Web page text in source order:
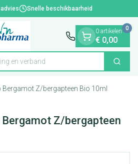
Snelle beschikbaarheid
en verband Zoek
0 artikelen
€ 0,00
0
Bergamot Z/bergapteen Bio 10ml
Z/bergapteen